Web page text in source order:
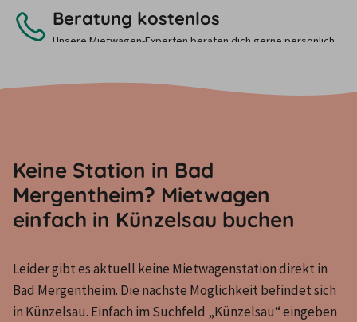
Beratung kostenlos
Unsere Mietwagen-Experten beraten dich gerne persönlich.
Keine Station in Bad
Mergentheim? Mietwagen
einfach in Künzelsau buchen
Leider gibt es aktuell keine Mietwagenstation direkt in
Bad Mergentheim. Die nächste Möglichkeit befindet sich
in Künzelsau. Einfach im Suchfeld „Künzelsau“ eingeben